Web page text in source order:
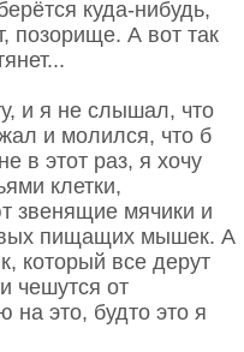
куда-нибудь,
позорище. А вот так
и я не слышал, что
и молился, что б
в этот раз, я хочу
клетки,
звенящие мячики и
пищащих мышек. А
который все дерут
чешутся от
на это, будто это я